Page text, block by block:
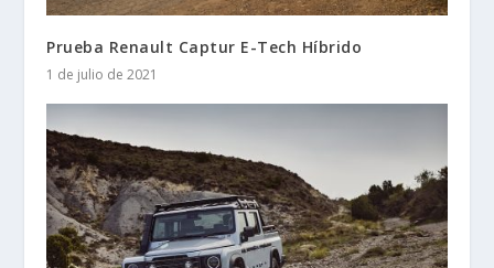
Prueba Renault Captur E-Tech Híbrido
1 de julio de 2021